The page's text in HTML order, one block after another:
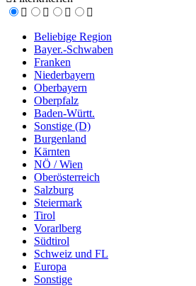
Beliebige Region
Bayer.-Schwaben
Franken
Niederbayern
Oberbayern
Oberpfalz
Baden-Württ.
Sonstige (D)
Burgenland
Kärnten
NÖ / Wien
Oberösterreich
Salzburg
Steiermark
Tirol
Vorarlberg
Südtirol
Schweiz und FL
Europa
Sonstige